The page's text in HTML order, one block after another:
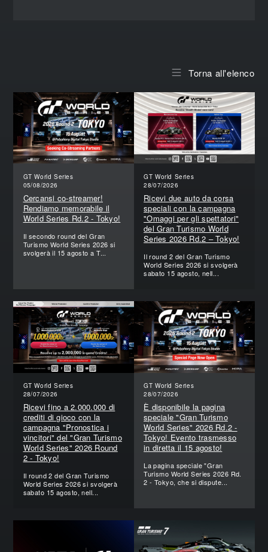
Torna all'elenco
GT World Series
05/08/2026
Cercansi co-streamer!
Rendiamo memorabile il
World Series Rd.2 - Tokyo!
Il secondo round del Gran
Turismo World Series 2026 si
svolgerà il 15 agosto a T...
GT World Series
28/07/2026
Ricevi due auto da corsa
speciali con la campagna
"Omaggi per gli spettatori"
del Gran Turismo World
Series 2026 Rd.2 – Tokyo!
Il round 2 del Gran Turismo
World Series 2026 si svolgerà
sabato 15 agosto, nell...
GT World Series
28/07/2026
Ricevi fino a 2.000.000 di
crediti di gioco con la
campagna "Pronostica i
vincitori" del "Gran Turismo
World Series" 2026 Round
2 - Tokyo!
Il round 2 del Gran Turismo
World Series 2026 si svolgerà
sabato 15 agosto, nell...
GT World Series
28/07/2026
È disponibile la pagina
speciale "Gran Turismo
World Series" 2026 Rd.2 -
Tokyo! Evento trasmesso
in diretta il 15 agosto!
La pagina speciale "Gran
Turismo World Series 2026 Rd.
2 - Tokyo, che si dispute...